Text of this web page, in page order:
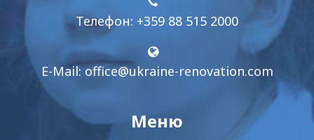
Телефон: +359 88 515 2000
E-Mail:office@ukraine-renovation.com
Меню